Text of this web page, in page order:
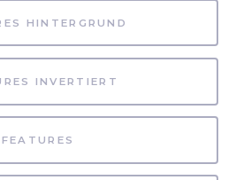
HINTERGRUND
INVERTIERT
FEATURES